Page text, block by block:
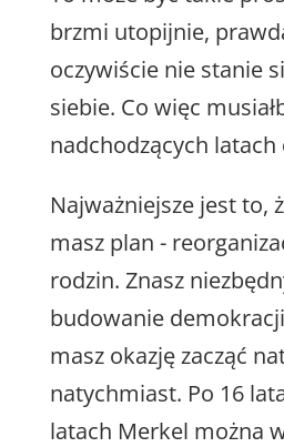
brzmi utopijnie,
oczywiście nie stanie
siebie. Co więc
nadchodzących latach
Najważniejsze jest to,
masz plan -
rodzin. Znasz
budowanie
masz okazję zacząć
natychmiast. Po 16
latach Merkel można